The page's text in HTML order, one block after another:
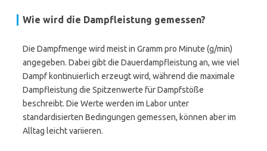
Wie wird die Dampfleistung gemessen?
Die Dampfmenge wird meist in Gramm pro Minute (g/min)
angegeben. Dabei gibt die Dauerdampfleistung an, wie viel
Dampf kontinuierlich erzeugt wird, während die maximale
Dampfleistung die Spitzenwerte für Dampfstöße
beschreibt. Die Werte werden im Labor unter
standardisierten Bedingungen gemessen, können aber im
Alltag leicht variieren.